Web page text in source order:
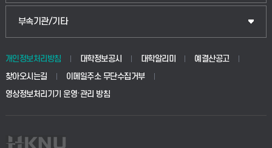
생명공학부
사회안전시스템공학부
공공정책대학원
교육대학원
웹메일
학사시스템(전문학사 및 전공심화)
사이버캠퍼스(전문학사 및 전공심화)
부속기관/기타
중앙도서관
학생생활관(안성)
개인정보처리방침 대학정보공시 대학알리미
예결산공고
찾아오시는길
이메일주소 무단수집거부
영상정보처리기기 운영·관리 방침